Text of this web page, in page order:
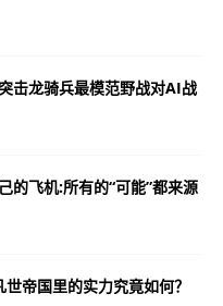
击龙骑兵最模范野战对AI战
的飞机:所有的“可能”都来源
世帝国里的实力究竟如何？